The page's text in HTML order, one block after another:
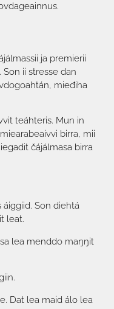
ja premierii
ii stresse dan
mieđiha
teáhteris. Mun in
birra, mii
čájálmasa birra
Son diehtá
leat.
lea menddo maŋŋit
Dat lea maid álo lea